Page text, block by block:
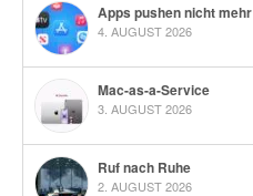
Apps pushen nicht mehr
4. AUGUST 2026
Mac-as-a-Service
3. AUGUST 2026
Ruf nach Ruhe
2. AUGUST 2026